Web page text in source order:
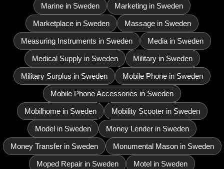
Marine in Sweden Marketing in Sweden
Marketplace in Sweden Massage in Sweden
Measuring Instruments in Sweden Media in Sweden
Medical Supply in Sweden Military in Sweden
Military Surplus in Sweden Mobile Phone in Sweden
Mobile Phone Accessories in Sweden
Mobilhome in Sweden Mobility Scooter in Sweden
Model in Sweden Money Lender in Sweden
Money Transfer in Sweden Monumental Mason in Sweden
Moped Repair in Sweden Motel in Sweden